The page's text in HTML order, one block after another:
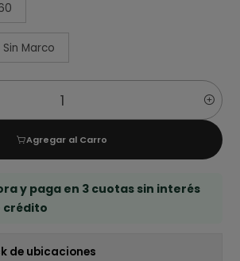
Sin Marco
Agregar al Carro
y paga en 3 cuotas sin interés
crédito
de ubicaciones